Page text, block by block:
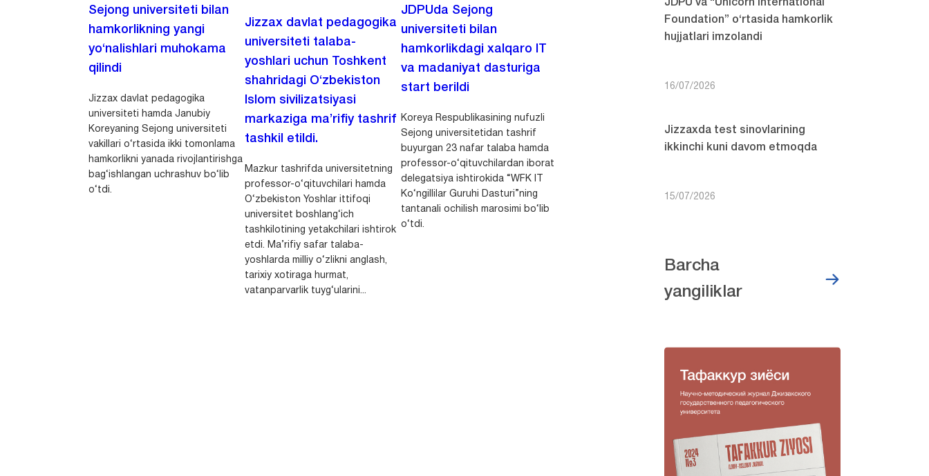
Sejong universiteti bilan
hamkorlikning yangi
yo‘nalishlari muhokama
qilindi
Jizzax davlat pedagogika
universiteti hamda Janubiy
Koreyaning Sejong universiteti
vakillari o‘rtasida ikki tomonlama
hamkorlikni yanada rivojlantirishga
bag‘ishlangan uchrashuv bo‘lib
o‘tdi.
Jizzax davlat pedagogika
universiteti talaba-
yoshlari uchun Toshkent
shahridagi O‘zbekiston
Islom sivilizatsiyasi
markaziga ma’rifiy tashrif
tashkil etildi.
Mazkur tashrifda universitetning
professor-o‘qituvchilari hamda
O‘zbekiston Yoshlar ittifoqi
universitet boshlang‘ich
tashkilotining yetakchilari ishtirok
etdi. Ma’rifiy safar talaba-
yoshlarda milliy o‘zlikni anglash,
tarixiy xotiraga hurmat,
vatanparvarlik tuyg‘ularini...
JDPUda Sejong
universiteti bilan
hamkorlikdagi xalqaro IT
va madaniyat dasturiga
start berildi
Koreya Respublikasining nufuzli
Sejong universitetidan tashrif
buyurgan 23 nafar talaba hamda
professor-o‘qituvchilardan iborat
delegatsiya ishtirokida “WFK IT
Ko‘ngillilar Guruhi Dasturi”ning
tantanali ochilish marosimi bo‘lib
o‘tdi.
JDPU va “Unicorn International
Foundation” o‘rtasida hamkorlik
hujjatlari imzolandi
16/07/2026
Jizzaxda test sinovlarining
ikkinchi kuni davom etmoqda
15/07/2026
Barcha
yangiliklar